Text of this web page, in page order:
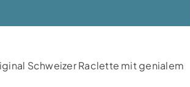
Schweizer Raclette mit genialem